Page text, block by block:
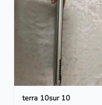
terra 10sur 10